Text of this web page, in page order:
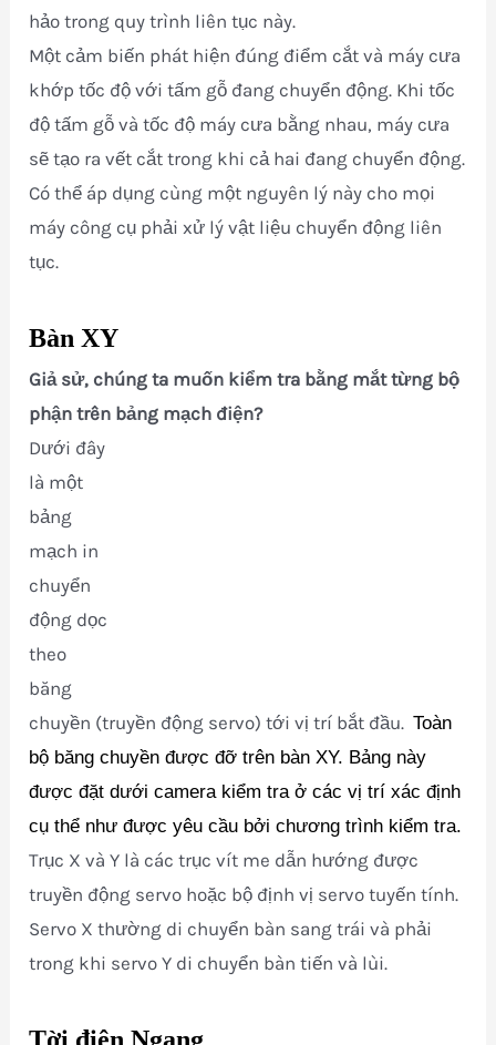
hảo trong quy trình liên tục này.
Một cảm biến phát hiện đúng điểm cắt và máy cưa
khớp tốc độ với tấm gỗ đang chuyển động. Khi tốc
độ tấm gỗ và tốc độ máy cưa bằng nhau, máy cưa
sẽ tạo ra vết cắt trong khi cả hai đang chuyển động.
Có thể áp dụng cùng một nguyên lý này cho mọi
máy công cụ phải xử lý vật liệu chuyển động liên
tục.
Bàn XY
Giả sử, chúng ta muốn kiểm tra bằng mắt từng bộ
phận trên bảng mạch điện?
Dưới đây
là một
bảng
mạch in
chuyển
động dọc
theo
băng
chuyền (truyền động servo) tới vị trí bắt đầu.Toàn
bộ băng chuyền được đỡ trên bàn XY. Bảng này
được đặt dưới camera kiểm tra ở các vị trí xác định
cụ thể như được yêu cầu bởi chương trình kiểm tra.
Trục X và Y là các trục vít me dẫn hướng được
truyền động servo hoặc bộ định vị servo tuyến tính.
Servo X thường di chuyển bàn sang trái và phải
trong khi servo Y di chuyển bàn tiến và lùi.